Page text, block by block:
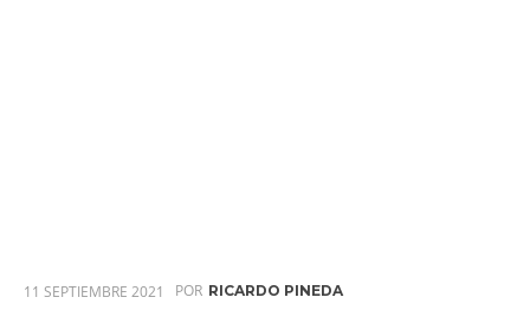
11 SEPTIEMBRE 2021 POR RICARDO PINEDA